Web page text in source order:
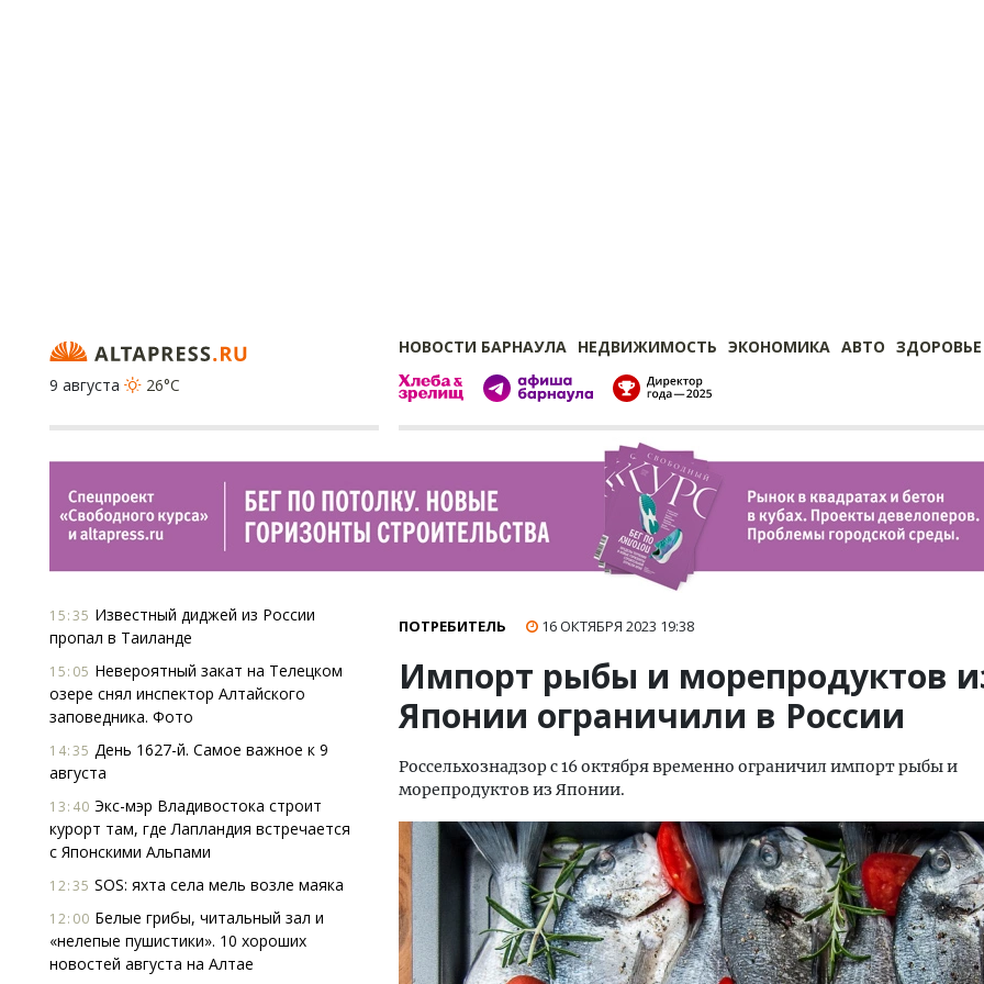
НОВОСТИ БАРНАУЛА НЕДВИЖИМОСТЬ ЭКОНОМИКА АВТО ЗДОРОВЬЕ
9 августа
26°C
15:35 Известный диджей из России
пропал в Таиланде
15:05 Невероятный закат на Телецком
озере снял инспектор Алтайского
заповедника. Фото
14:35 День 1627-й. Самое важное к 9
августа
13:40 Экс-мэр Владивостока строит
курорт там, где Лапландия встречается
с Японскими Альпами
12:35 SOS: яхта села мель возле маяка
12:00 Белые грибы, читальный зал и
«нелепые пушистики». 10 хороших
новостей августа на Алтае
ПОТРЕБИТЕЛЬ 16 ОКТЯБРЯ 2023 19:38
Импорт рыбы и морепродуктов
Японии ограничили в России
Россельхознадзор с 16 октября временно ограничил импорт рыбы и
морепродуктов из Японии.